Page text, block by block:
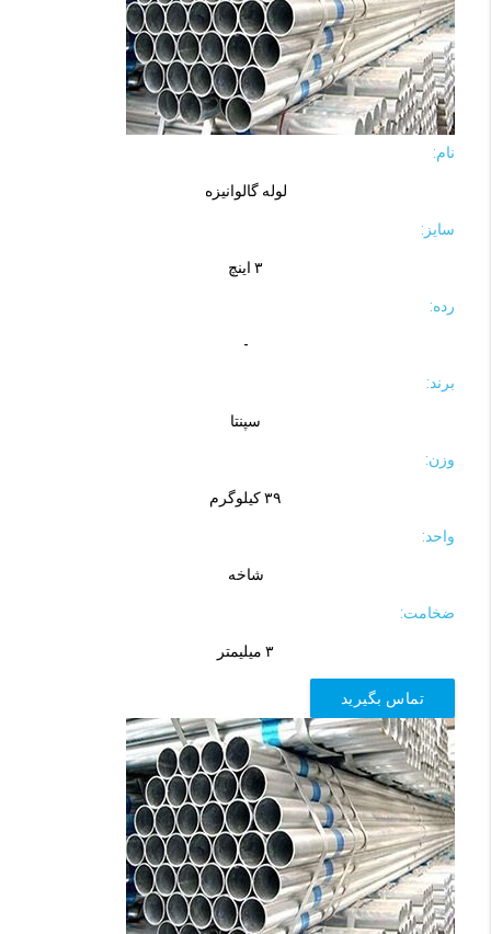
نام:
لوله گالوانیزه
سایز:
۳ اینچ
رده:
-
برند:
سپنتا
وزن:
۳۹ کیلوگرم
واحد:
شاخه
ضخامت:
۳ میلیمتر
تماس بگیرید